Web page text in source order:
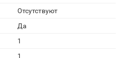
Отсутствуют
Да
1
1